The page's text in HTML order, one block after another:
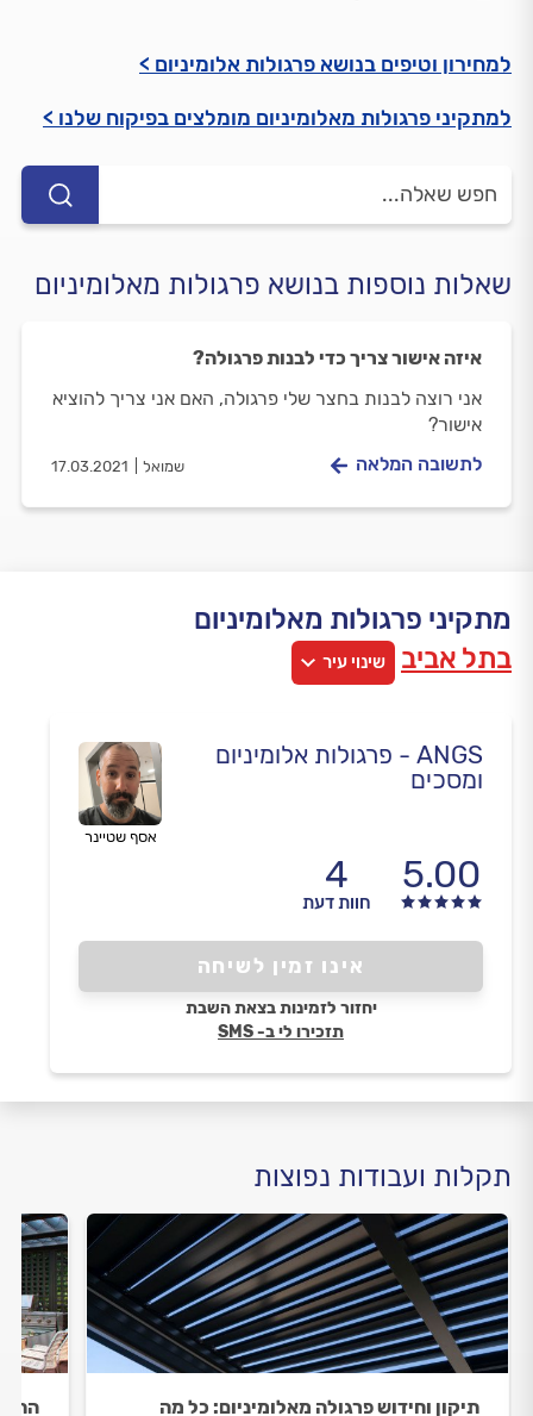
למחירון וטיפים בנושא פרגולות אלומיניום >
למתקיני פרגולות מאלומיניום מומלצים בפיקוח שלנו >
שאלות נוספות בנושא פרגולות מאלומיניום
איזה אישור צריך כדי לבנות פרגולה?
אני רוצה לבנות בחצר שלי פרגולה, האם אני צריך להוציא
אישור?
שמואל 17.03.2021 לתשובה המלאה
מתקיני פרגולות מאלומיניום
בתל אביב
שינוי עיר
ANGS - פרגולות אלומיניום
ומסכים
5.00
4
חוות דעת
אסף שטיינר
אינו זמין לשיחה
יחזור לזמינות בצאת השבת
תזכירו לי ב- SMS
תקלות ועבודות נפוצות
תיקון וחידוש פרגולה מאלומיניום: כל מה